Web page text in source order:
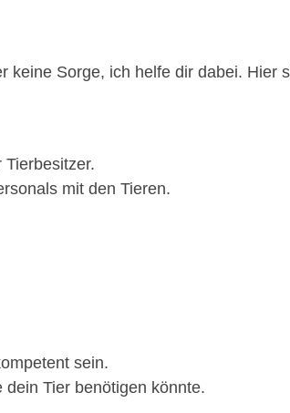
keine Sorge, ich helfe dir dabei. Hier
mit den Tieren.
sein.
Tier benötigen könnte.